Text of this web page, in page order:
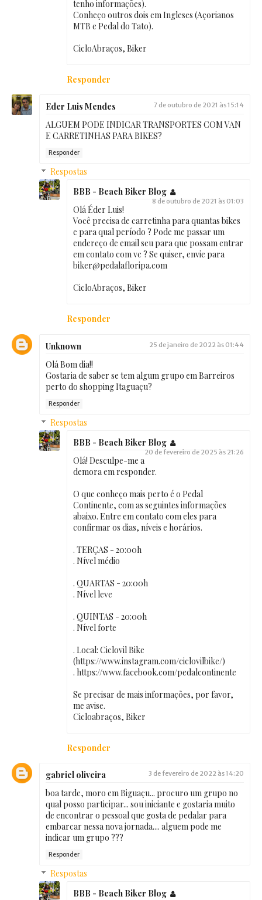
tenho informações).
Conheço outros dois em Ingleses (Açorianos
MTB e Pedal do Tato).
CicloAbraços, Biker
Responder
Eder Luis Mendes 7 de outubro de 2021 às 15:14
ALGUEM PODE INDICAR TRANSPORTES COM VAN
E CARRETINHAS PARA BIKES?
Responder
Respostas
BBB - Beach Biker Blog
8 de outubro de 2021 às 01:03
Olá Éder Luis!
Você precisa de carretinha para quantas bikes
e para qual período ? Pode me passar um
endereço de email seu para que possam entrar
em contato com vc ? Se quiser, envie para
biker@pedalafloripa.com
CicloAbraços, Biker
Responder
Unknown 25 de janeiro de 2022 às 01:44
Olá Bom dia!!
Gostaria de saber se tem algum grupo em Barreiros
perto do shopping Itaguaçu?
Responder
Respostas
BBB - Beach Biker Blog
20 de fevereiro de 2025 às 21:26
Olá! Desculpe-me a
demora em responder.
O que conheço mais perto é o Pedal
Continente, com as seguintes informações
abaixo. Entre em contato com eles para
confirmar os dias, níveis e horários.
. TERÇAS - 20:00h
. Nível médio
. QUARTAS - 20:00h
. Nível leve
. QUINTAS - 20:00h
. Nível forte
. Local: Ciclovil Bike
(https://www.instagram.com/ciclovilbike/)
. https://www.facebook.com/pedalcontinente
Se precisar de mais informações, por favor,
me avise.
Cicloabraços, Biker
Responder
gabriel oliveira 3 de fevereiro de 2022 às 14:20
boa tarde, moro em Biguaçu... procuro um grupo no
qual posso participar... sou iniciante e gostaria muito
de encontrar o pessoal que gosta de pedalar para
embarcar nessa nova jornada.... alguem pode me
indicar um grupo ???
Responder
Respostas
BBB - Beach Biker Blog